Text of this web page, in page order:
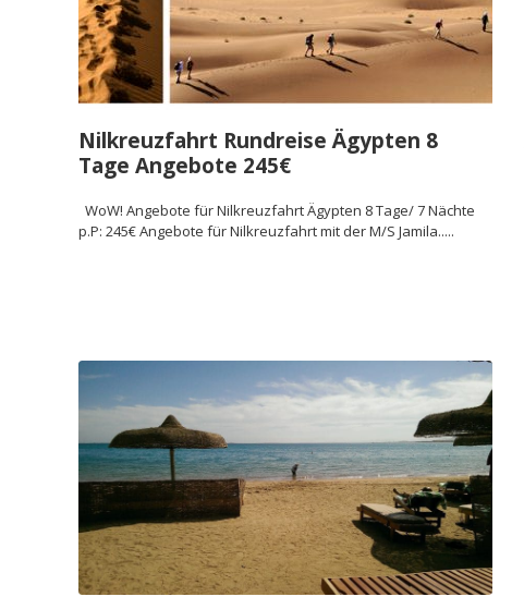
Nilkreuzfahrt Rundreise Ägypten 8
Tage Angebote 245€
WoW! Angebote für Nilkreuzfahrt Ägypten 8 Tage/ 7 Nächte
p.P: 245€ Angebote für Nilkreuzfahrt mit der M/S Jamila.....